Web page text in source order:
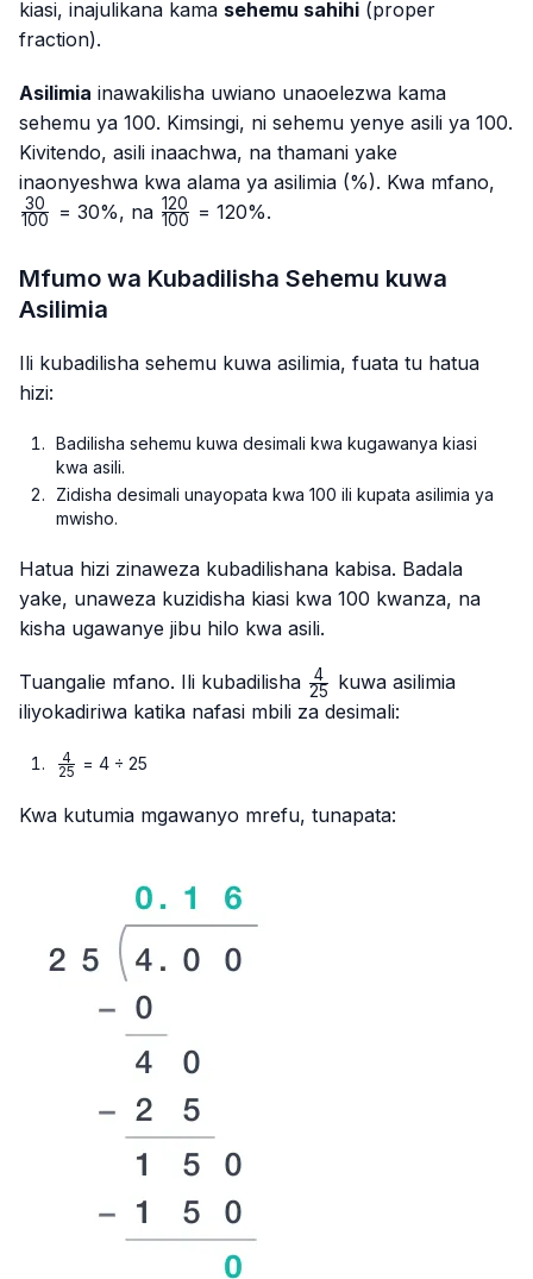
kiasi, inajulikana kama sehemu sahihi (proper
fraction).
Asilimia inawakilisha uwiano unaoelezwa kama
sehemu ya 100. Kimsingi, ni sehemu yenye asili ya 100.
Kivitendo, asili inaachwa, na thamani yake
inaonyeshwa kwa alama ya asilimia (%). Kwa mfano,
100
30 = 30%, na \frac{120}
100
120 = 120%.
Mfumo wa Kubadilisha Sehemu kuwa
Asilimia
Ili kubadilisha sehemu kuwa asilimia, fuata tu hatua
hizi:
Badilisha sehemu kuwa desimali kwa kugawanya kiasi
kwa asili.
Zidisha desimali unayopata kwa 100 ili kupata asilimia ya
mwisho.
Hatua hizi zinaweza kubadilishana kabisa. Badala
yake, unaweza kuzidisha kiasi kwa 100 kwanza, na
kisha ugawanye jibu hilo kwa asili.
Tuangalie mfano. Ili kubadilisha \frac{4}
{25}
25
4
kuwa asilimia
iliyokadiriwa katika nafasi mbili za desimali:
\frac{4}
25
4 = 4 ÷ 25
Kwa kutumia mgawanyo mrefu, tunapata: